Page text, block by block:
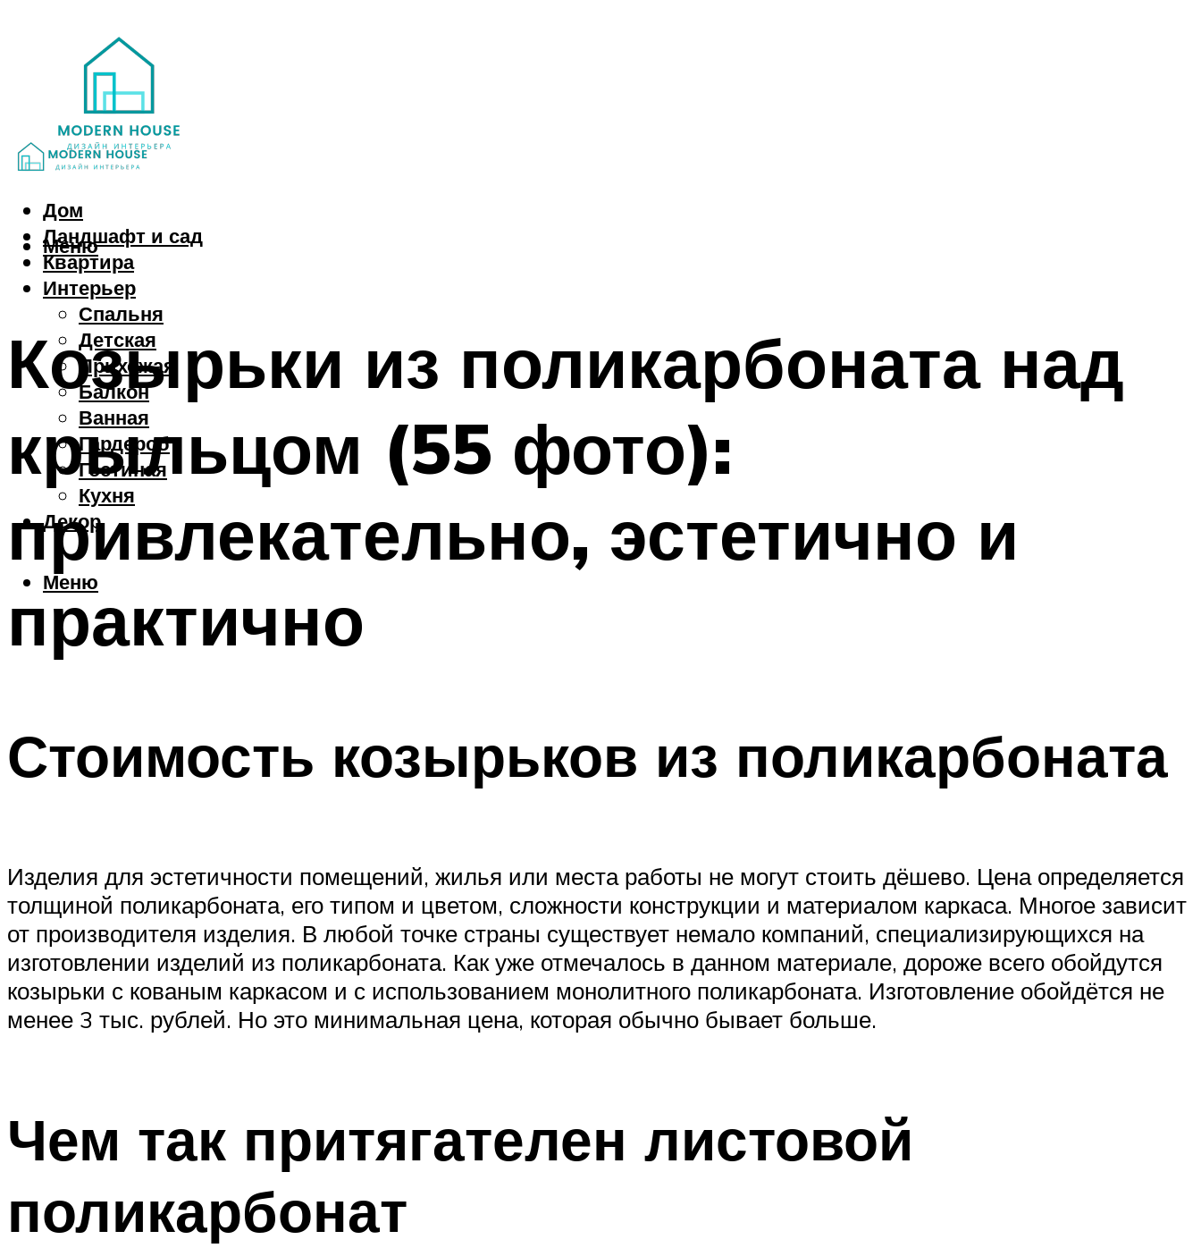
Дом
Ландшафт и сад
Квартира
Интерьер
Спальня
Детская
Прихожая
Балкон
Ванная
Гардероб
Гостиная
Кухня
Декор
Меню
Меню
Козырьки из поликарбоната над
крыльцом (55 фото):
привлекательно, эстетично и
практично
Стоимость козырьков из поликарбоната
Изделия для эстетичности помещений, жилья или места работы не могут стоить дёшево. Цена определяется
толщиной поликарбоната, его типом и цветом, сложности конструкции и материалом каркаса. Многое зависит
от производителя изделия. В любой точке страны существует немало компаний, специализирующихся на
изготовлении изделий из поликарбоната. Как уже отмечалось в данном материале, дороже всего обойдутся
козырьки с кованым каркасом и с использованием монолитного поликарбоната. Изготовление обойдётся не
менее 3 тыс. рублей. Но это минимальная цена, которая обычно бывает больше.
Чем так притягателен листовой
поликарбонат